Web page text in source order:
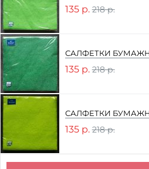
135 р. 218 р.
САЛФЕТКИ
135 р. 218 р.
САЛФЕТКИ
135 р. 218 р.